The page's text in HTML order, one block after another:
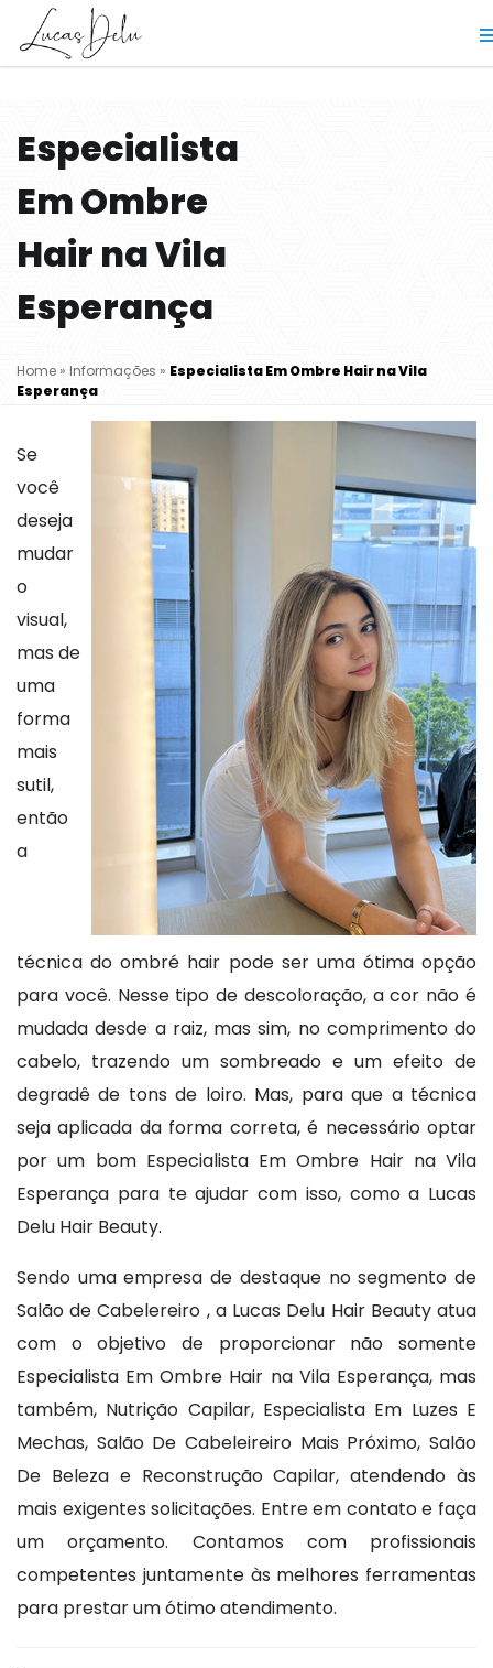
Especialista
Em Ombre
Hair na Vila
Esperança
Home » Informações » Especialista Em Ombre Hair na Vila
Esperança
Se
você
deseja
mudar
o
visual,
mas de
uma
forma
mais
sutil,
então
a
técnica do ombré hair pode ser uma ótima opção
para você. Nesse tipo de descoloração, a cor não é
mudada desde a raiz, mas sim, no comprimento do
cabelo, trazendo um sombreado e um efeito de
degradê de tons de loiro. Mas, para que a técnica
seja aplicada da forma correta, é necessário optar
por um bom Especialista Em Ombre Hair na Vila
Esperança para te ajudar com isso, como a Lucas
Delu Hair Beauty.
Sendo uma empresa de destaque no segmento de
Salão de Cabelereiro , a Lucas Delu Hair Beauty atua
com o objetivo de proporcionar não somente
Especialista Em Ombre Hair na Vila Esperança, mas
também, Nutrição Capilar, Especialista Em Luzes E
Mechas, Salão De Cabeleireiro Mais Próximo, Salão
De Beleza e Reconstrução Capilar, atendendo às
mais exigentes solicitações. Entre em contato e faça
um orçamento. Contamos com profissionais
competentes juntamente às melhores ferramentas
para prestar um ótimo atendimento.